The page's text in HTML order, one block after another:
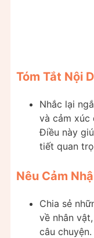
Tóm Tắt Nội
Nhắc lại
và cảm xúc
Điều này
tiết quan
Nêu Cảm
Chia sẻ
về nhân
câu